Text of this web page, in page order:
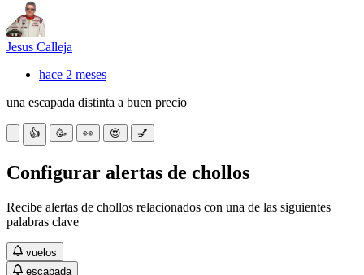
Jesus Calleja
hace 2 meses
una escapada distinta a buen precio
👍 🥳 👀 😍 💅
Configurar alertas de chollos
Recibe alertas de chollos relacionados con una de las siguientes
palabras clave
vuelos
escapada